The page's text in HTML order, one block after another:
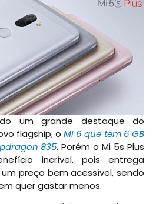
um grande destaque do
flagship, oMi 6 que tem 6 GB
835. Porém o Mi 5s Plus
incrível, pois entrega
preço bem acessível, sendo
quer gastar menos.